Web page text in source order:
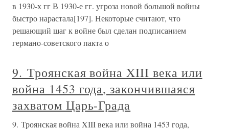
в 1930-х гг В 1930-е гг. угроза новой большой войны
быстро нарастала[197]. Некоторые считают, что
решающий шаг к войне был сделан подписанием
германо-советского пакта о
9. Троянская война XIII века или
война 1453 года, закончившаяся
захватом Царь-Града
9. Троянская война XIII века или война 1453 года,